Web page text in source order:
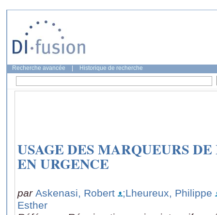
Recherche avancée Historique de recherche
USAGE DES MARQUEURS
EN URGENCE
par Askenasi, Robert
;Lheureux, Philippe
Esther